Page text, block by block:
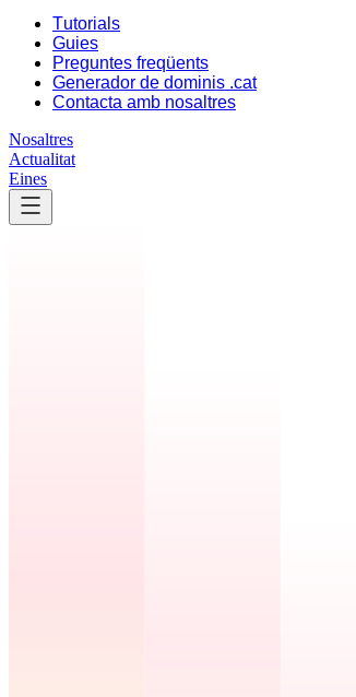
Tutorials
Guies
Preguntes freqüents
Generador de dominis .cat
Contacta amb nosaltres
Nosaltres
Actualitat
Eines